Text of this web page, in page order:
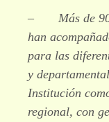
– Más de 90
han
para las
y
Institución
regional, con